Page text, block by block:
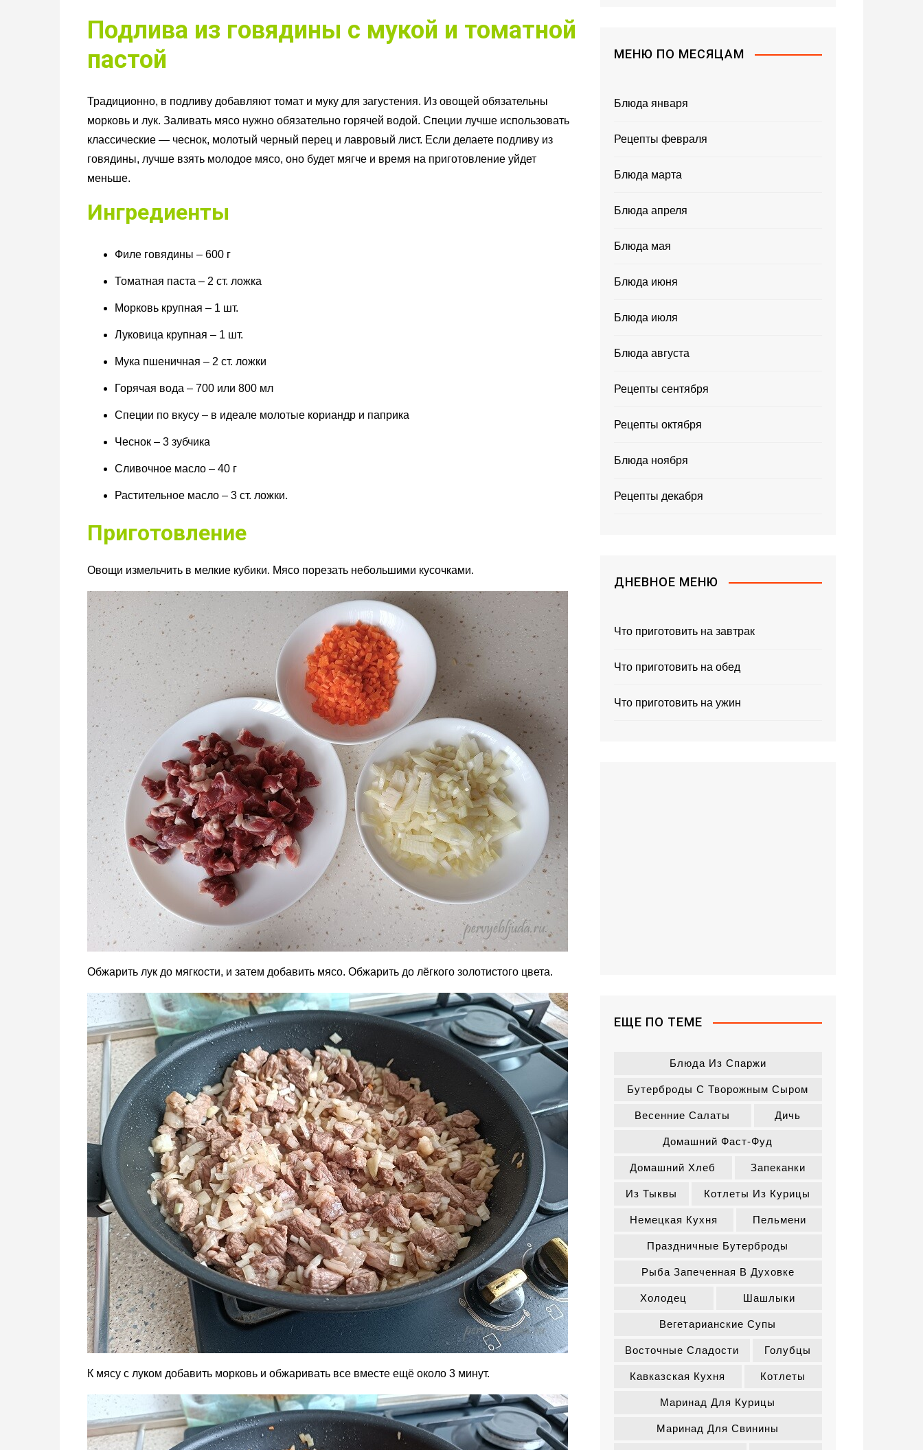
Подлива из говядины с мукой и томатной
пастой
Традиционно, в подливу добавляют томат и муку для загустения. Из овощей обязательны
морковь и лук. Заливать мясо нужно обязательно горячей водой. Специи лучше использовать
классические — чеснок, молотый черный перец и лавровый лист. Если делаете подливу из
говядины, лучше взять молодое мясо, оно будет мягче и время на приготовление уйдет
меньше.
Ингредиенты
Филе говядины – 600 г
Томатная паста – 2 ст. ложка
Морковь крупная – 1 шт.
Луковица крупная – 1 шт.
Мука пшеничная – 2 ст. ложки
Горячая вода – 700 или 800 мл
Специи по вкусу – в идеале молотые кориандр и паприка
Чеснок – 3 зубчика
Сливочное масло – 40 г
Растительное масло – 3 ст. ложки.
Приготовление
Овощи измельчить в мелкие кубики. Мясо порезать небольшими кусочками.
Обжарить лук до мягкости, и затем добавить мясо. Обжарить до лёгкого золотистого цвета.
К мясу с луком добавить морковь и обжаривать все вместе ещё около 3 минут.
МЕНЮ ПО МЕСЯЦАМ
Блюда января
Рецепты февраля
Блюда марта
Блюда апреля
Блюда мая
Блюда июня
Блюда июля
Блюда августа
Рецепты сентября
Рецепты октября
Блюда ноября
Рецепты декабря
ДНЕВНОЕ МЕНЮ
Что приготовить на завтрак
Что приготовить на обед
Что приготовить на ужин
ЕЩЕ ПО ТЕМЕ
Блюда Из Спаржи
Бутерброды С Творожным Сыром
Весенние Салаты Дичь
Домашний Фаст-Фуд
Домашний Хлеб Запеканки
Из Тыквы Котлеты Из Курицы
Немецкая Кухня Пельмени
Праздничные Бутерброды
Рыба Запеченная В Духовке
Холодец Шашлыки
Вегетарианские Супы
Восточные Сладости Голубцы
Кавказская Кухня Котлеты
Маринад Для Курицы
Маринад Для Свинины